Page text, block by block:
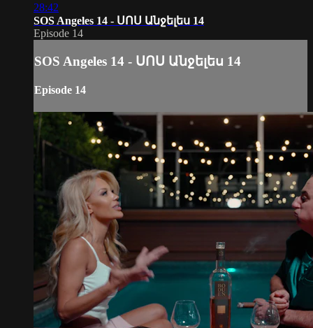
28:42
SOS Angeles 14 - ՍՈՍ Անջելես 14
Episode 14
SOS Angeles 14 - ՍՈՍ Անջելես 14
Episode 14